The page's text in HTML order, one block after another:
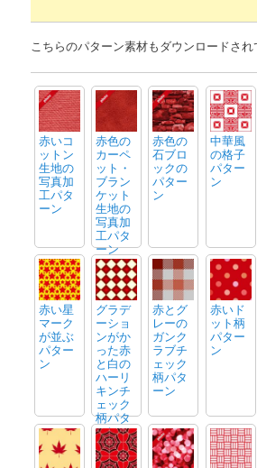
こちらのパターン素材もダウンロードされ
赤いコ
ットン
生地の
写真加
工パタ
ーン
赤色の
カーペ
ット・
ブラン
ケット
生地の
写真加
工パタ
ーン
赤色の
石ブロ
ックの
パター
ン
中華風
の格子
パター
ン
赤い星
マーク
が並ぶ
パター
ン
グラデ
ーショ
ンがか
った赤
と白の
ハーリ
キンチ
ェック
柄パタ
ーン
赤とグ
レーの
ガンク
ラブチ
ェック
柄パタ
ーン
赤いド
ット柄
パター
ン